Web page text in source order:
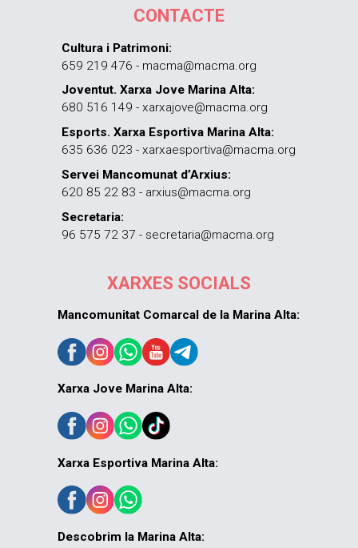
CONTACTE
Cultura i Patrimoni:
659 219 476 - macma@macma.org
Joventut. Xarxa Jove Marina Alta:
680 516 149 - xarxajove@macma.org
Esports. Xarxa Esportiva Marina Alta:
635 636 023 - xarxaesportiva@macma.org
Servei Mancomunat d’Arxius:
620 85 22 83 - arxius@macma.org
Secretaria:
96 575 72 37 - secretaria@macma.org
XARXES SOCIALS
Mancomunitat Comarcal de la Marina Alta:
Xarxa Jove Marina Alta:
Xarxa Esportiva Marina Alta:
Descobrim la Marina Alta: